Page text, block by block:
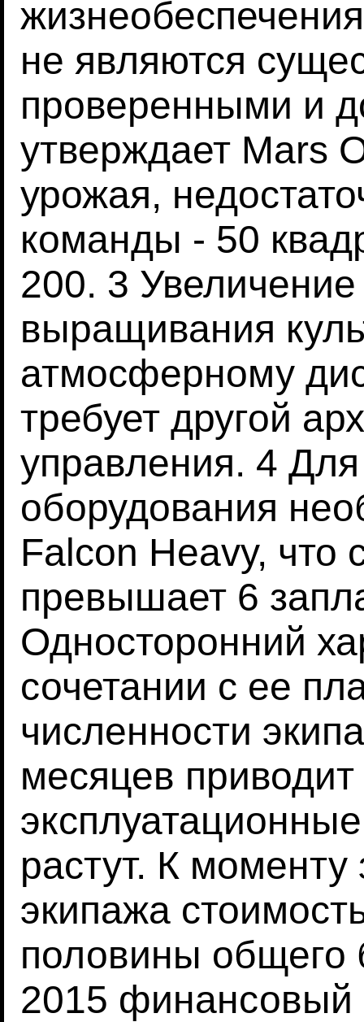
не являются
проверенными и
утверждает Mars
урожая,
команды - 50
200. 3
выращивания
атмосферному
требует другой
управления. 4 Для
оборудования
Falcon Heavy, что
превышает 6
Односторонний
сочетании с ее
численности
месяцев приводит
растут. К моменту
экипажа
половины
2015 финансовый